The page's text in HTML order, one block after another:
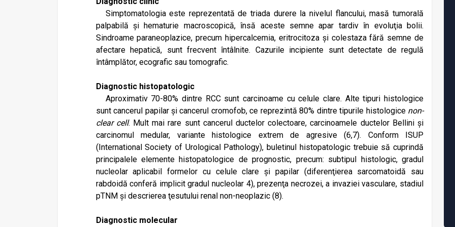
Simptomatologia este reprezentată de triada durere la nivelul flancului, masă tumorală
palpabilă și hematurie macroscopică, însă aceste semne apar tardiv în evoluţia bolii.
Sindroame paraneoplazice, precum hipercalcemia, eritrocitoza și colestaza fără semne de
afectare hepatică, sunt frecvent întâlnite. Cazurile incipiente sunt detectate de regulă
întâmplător, ecografic sau tomografic.
Diagnostic histopatologic
Aproximativ 70-80% dintre RCC sunt carcinoame cu celule clare. Alte tipuri histologice
sunt cancerul papilar și cancerul cromofob, ce reprezintă 80% dintre tipurile histologice non-
clear cell. Mult mai rare sunt cancerul ductelor colectoare, carcinoamele ductelor Bellini și
carcinomul medular, variante histologice extrem de agresive (6,7). Conform ISUP
(International Society of Urological Pathology), buletinul histopatologic trebuie să cuprindă
principalele elemente histopatologice de prognostic, precum: subtipul histologic, gradul
nucleolar aplicabil formelor cu celule clare și papilar (diferenţierea sarcomatoidă sau
rabdoidă conferă implicit gradul nucleolar 4), prezenţa necrozei, a invaziei vasculare, stadiul
pTNM și descrierea ţesutului renal non-neoplazic (8).
Diagnostic molecular